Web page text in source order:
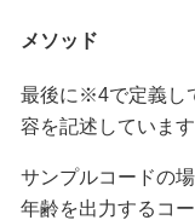
メソッド
最後に※4で定義し
容を記述しています
サンプルコードの
年齢を出力するコ